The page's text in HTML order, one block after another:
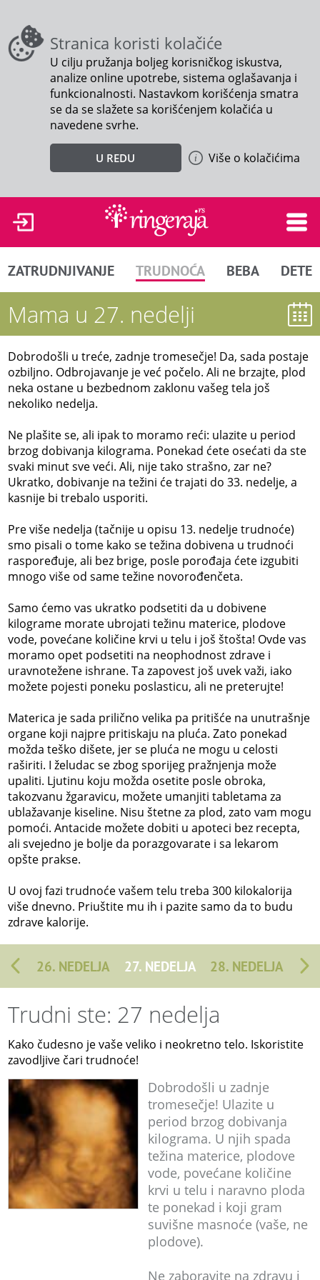
Stranica koristi kolačiće
U cilju pružanja boljeg korisničkog iskustva,
analize online upotrebe, sistema oglašavanja i
funkcionalnosti. Nastavkom korišćenja smatra
se da se slažete sa korišćenjem kolačića u
navedene svrhe.
U REDU Više o kolačićima
ZATRUDNJIVANJE TRUDNOĆA BEBA DETE
Mama u 27. nedelji
Dobrodošli u treće, zadnje tromesečje! Da, sada postaje
ozbiljno. Odbrojavanje je već počelo. Ali ne brzajte, plod
neka ostane u bezbednom zaklonu vašeg tela još
nekoliko nedelja.
Ne plašite se, ali ipak to moramo reći: ulazite u period
brzog dobivanja kilograma. Ponekad ćete osećati da ste
svaki minut sve veći. Ali, nije tako strašno, zar ne?
Ukratko, dobivanje na težini će trajati do 33. nedelje, a
kasnije bi trebalo usporiti.
Pre više nedelja (tačnije u opisu 13. nedelje trudnoće)
smo pisali o tome kako se težina dobivena u trudnoći
raspoređuje, ali bez brige, posle porođaja ćete izgubiti
mnogo više od same težine novorođenčeta.
Samo ćemo vas ukratko podsetiti da u dobivene
kilograme morate ubrojati težinu materice, plodove
vode, povećane količine krvi u telu i još štošta! Ovde vas
moramo opet podsetiti na neophodnost zdrave i
uravnotežene ishrane. Ta zapovest još uvek važi, iako
možete pojesti poneku poslasticu, ali ne preterujte!
Materica je sada prilično velika pa pritišće na unutrašnje
organe koji najpre pritiskaju na pluća. Zato ponekad
možda teško dišete, jer se pluća ne mogu u celosti
raširiti. I želudac se zbog sporijeg pražnjenja može
upaliti. Ljutinu koju možda osetite posle obroka,
takozvanu žgaravicu, možete umanjiti tabletama za
ublažavanje kiseline. Nisu štetne za plod, zato vam mogu
pomoći. Antacide možete dobiti u apoteci bez recepta,
ali svejedno je bolje da porazgovarate i sa lekarom
opšte prakse.
U ovoj fazi trudnoće vašem telu treba 300 kilokalorija
više dnevno. Priuštite mu ih i pazite samo da to budu
zdrave kalorije.
26. NEDELJA 27. NEDELJA 28. NEDELJA
Trudni ste: 27 nedelja
Kako čudesno je vaše veliko i neokretno telo. Iskoristite
zavodljive čari trudnoće!
Dobrodošli u zadnje
tromesečje! Ulazite u
period brzog dobivanja
kilograma. U njih spada
težina materice, plodove
vode, povećane količine
krvi u telu i naravno ploda
te ponekad i koji gram
suvišne masnoće (vaše, ne
plodove).
Ne zaboravite na zdravu i